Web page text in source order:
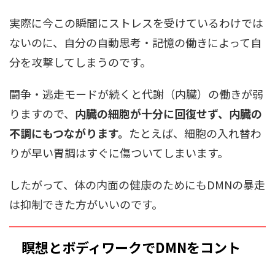
実際に今この瞬間にストレスを受けているわけでは
ないのに、自分の自動思考・記憶の働きによって自
分を攻撃してしまうのです。
闘争・逃走モードが続くと代謝（内臓）の働きが弱
りますので、 内臓の細胞が十分に回復せず、内臓の
不調にもつながります。 たとえば、細胞の入れ替わ
りが早い胃調はすぐに傷ついてしまいます。
したがって、体の内面の健康のためにもDMNの暴走
は抑制できた方がいいのです。
瞑想とボディワークでDMNをコント